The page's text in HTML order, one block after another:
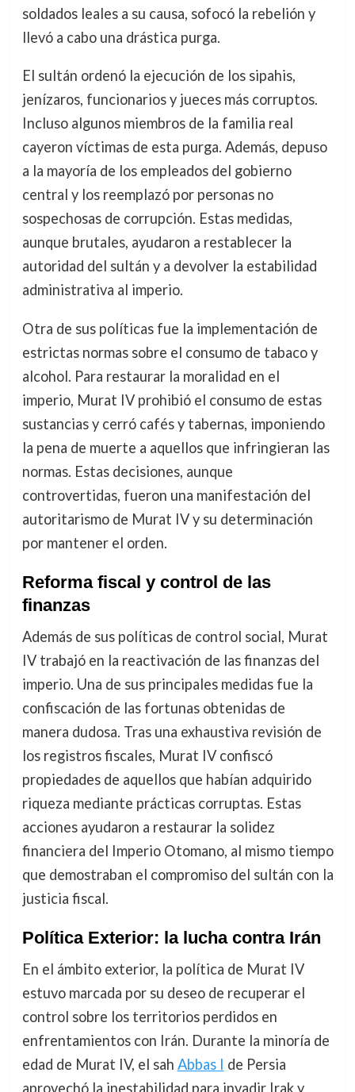
soldados leales a su causa, sofocó la rebelión y
llevó a cabo una drástica purga.
El sultán ordenó la ejecución de los sipahis,
jenízaros, funcionarios y jueces más corruptos.
Incluso algunos miembros de la familia real
cayeron víctimas de esta purga. Además, depuso
a la mayoría de los empleados del gobierno
central y los reemplazó por personas no
sospechosas de corrupción. Estas medidas,
aunque brutales, ayudaron a restablecer la
autoridad del sultán y a devolver la estabilidad
administrativa al imperio.
Otra de sus políticas fue la implementación de
estrictas normas sobre el consumo de tabaco y
alcohol. Para restaurar la moralidad en el
imperio, Murat IV prohibió el consumo de estas
sustancias y cerró cafés y tabernas, imponiendo
la pena de muerte a aquellos que infringieran las
normas. Estas decisiones, aunque
controvertidas, fueron una manifestación del
autoritarismo de Murat IV y su determinación
por mantener el orden.
Reforma fiscal y control de las
finanzas
Además de sus políticas de control social, Murat
IV trabajó en la reactivación de las finanzas del
imperio. Una de sus principales medidas fue la
confiscación de las fortunas obtenidas de
manera dudosa. Tras una exhaustiva revisión de
los registros fiscales, Murat IV confiscó
propiedades de aquellos que habían adquirido
riqueza mediante prácticas corruptas. Estas
acciones ayudaron a restaurar la solidez
financiera del Imperio Otomano, al mismo tiempo
que demostraban el compromiso del sultán con la
justicia fiscal.
Política Exterior: la lucha contra Irán
En el ámbito exterior, la política de Murat IV
estuvo marcada por su deseo de recuperar el
control sobre los territorios perdidos en
enfrentamientos con Irán. Durante la minoría de
edad de Murat IV, el sah Abbas I de Persia
aprovechó la inestabilidad para invadir Irak y